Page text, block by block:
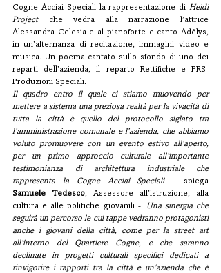
Cogne Acciai Speciali la rappresentazione di Heidi
Project che vedrà alla narrazione l’attrice
Alessandra Celesia e al pianoforte e canto Adélys,
in un’alternanza di recitazione, immagini video e
musica. Un poema cantato sullo sfondo di uno dei
reparti dell’azienda, il reparto Rettifiche e PRS-
Produzioni Speciali.
Il quadro entro il quale ci stiamo muovendo per
mettere a sistema una preziosa realtà per la vivacità di
tutta la città è quello del protocollo siglato tra
l’amministrazione comunale e l’azienda, che abbiamo
voluto promuovere con un evento estivo all’aperto,
per un primo approccio culturale all’importante
testimonianza di architettura industriale che
rappresenta la Cogne Acciai Speciali
Samuele Tedesco, Assessore all’istruzione, alla
cultura e alle politiche giovanili -. Una sinergia che
seguirà un percorso le cui tappe vedranno protagonisti
anche i giovani della città, come per la street art
all’interno del Quartiere Cogne, e che saranno
declinate in progetti culturali specifici dedicati a
rinvigorire i rapporti tra la città e un’azienda che è